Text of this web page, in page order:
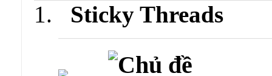
Sticky Threads